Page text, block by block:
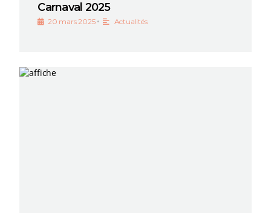
Carnaval 2025
20 mars 2025 • Actualités